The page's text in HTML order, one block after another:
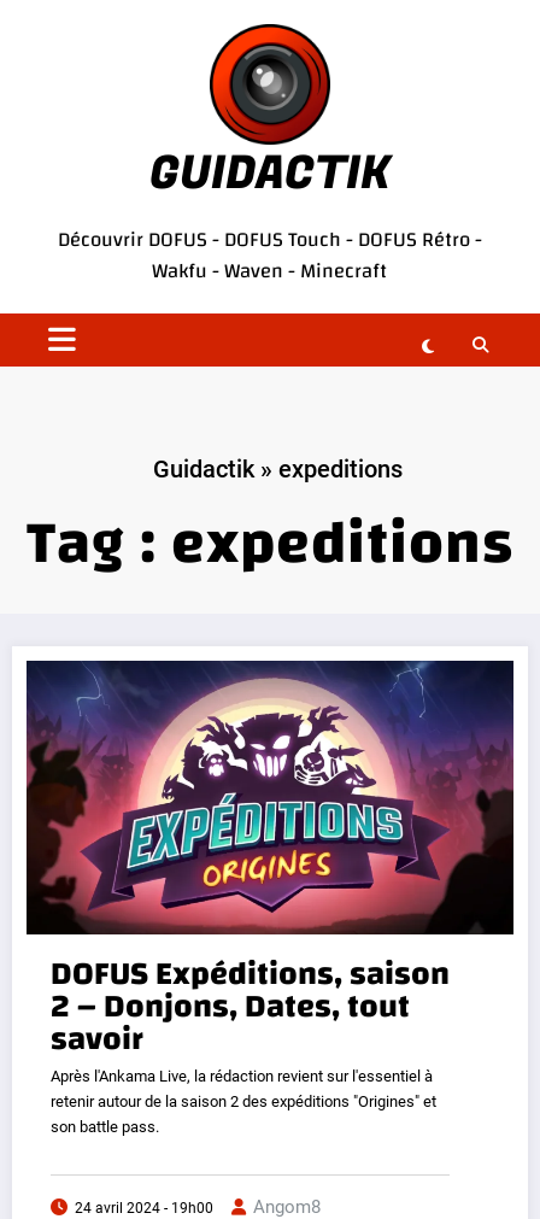
GUIDACTIK
DécouvrirDOFUS-DOFUS Touch-DOFUS Rétro-
Wakfu-Waven-Minecraft
Guidactik»expeditions
Tag : expeditions
DOFUS Expéditions, saison
2 – Donjons, Dates, tout
savoir
Après l'Ankama Live, la rédaction revient sur l'essentiel à
retenir autour de la saison 2 des expéditions "Origines" et
son battle pass.
24 avril 2024 - 19h00 Angom8